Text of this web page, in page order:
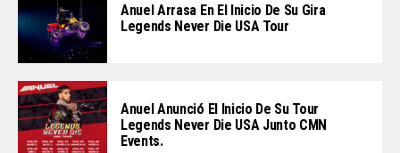
Anuel Arrasa En El Inicio De Su Gira
Legends Never Die USA Tour
Anuel Anunció El Inicio De Su Tour
Legends Never Die USA Junto CMN
Events.